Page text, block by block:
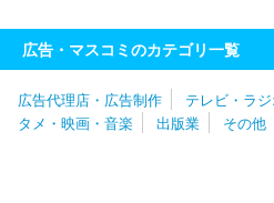
アド株式会社
株式会社リクルート
社ビーワークス
株式会社さんぽう
ａ．Ｚｏｏｏ
株式会社アト
株
株式会社ＴＲＥＥ Ｄｉｇｉｔａｌ
広告・マスコミのカテゴリ一覧
広告代理店・広告制作 テレビ・ラ
タメ・映画・音楽
出版業 その他